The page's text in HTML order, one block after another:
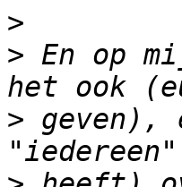
>
> En op
> geven),